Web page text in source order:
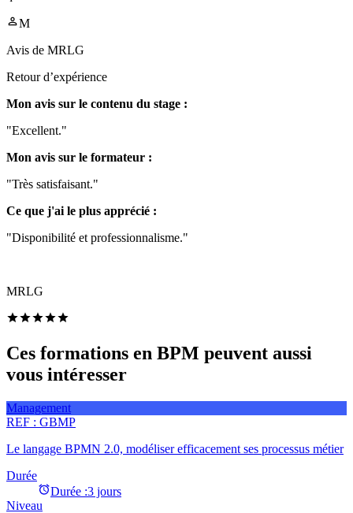
M
Avis de MRLG
Retour d’expérience
Mon avis sur le contenu du stage :
"Excellent."
Mon avis sur le formateur :
"Très satisfaisant."
Ce que j'ai le plus apprécié :
"Disponibilité et professionnalisme."
MRLG
Ces formations en BPM peuvent aussi
vous intéresser
Management
REF : GBMP
Le langage BPMN 2.0, modéliser efficacement ses processus métier
Durée
Durée :3 jours
Niveau